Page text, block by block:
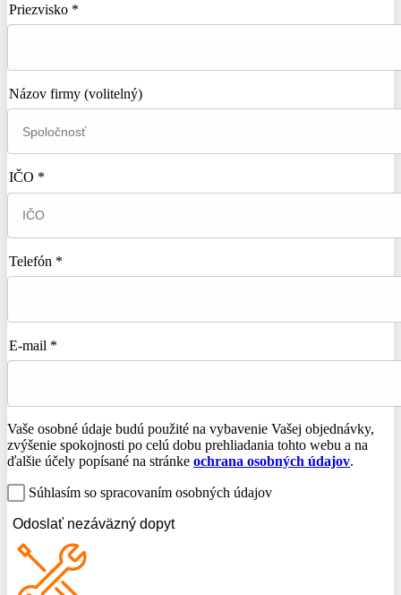
Priezvisko *
Názov firmy (volitelný)
IČO *
Telefón *
E-mail *
Vaše osobné údaje budú použité na vybavenie Vašej objednávky,
zvýšenie spokojnosti po celú dobu prehliadania tohto webu a na
ďalšie účely popísané na stránke ochrana osobných údajov.
Súhlasím so spracovaním osobných údajov
Odoslať nezáväzný dopyt